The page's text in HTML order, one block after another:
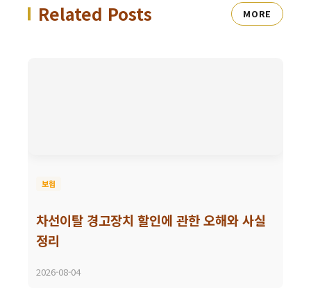
Related Posts MORE
보험
차선이탈 경고장치 할인에 관한 오해와 사실
정리
2026-08-04